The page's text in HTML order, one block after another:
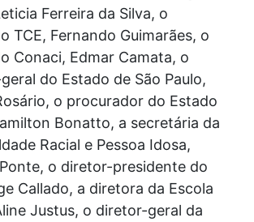
Ferreira da Silva, o
TCE, Fernando Guimarães, o
Conaci, Edmar Camata, o
do Estado de São Paulo,
o procurador do Estado
Bonatto, a secretária da
Racial e Pessoa Idosa,
o diretor-presidente do
Callado, a diretora da Escola
Justus, o diretor-geral da